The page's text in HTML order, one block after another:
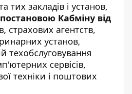
тих закладів і установ,
постановою Кабміну від
страхових агентств,
установ,
техобслуговування
сервісів,
техніки і поштових